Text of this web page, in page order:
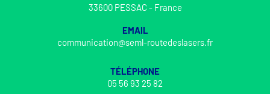
33600 PESSAC - France
EMAIL
communication@seml-routedeslasers.fr
TÉLÉPHONE
05 56 93 25 82